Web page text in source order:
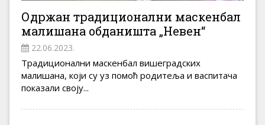
Одржан традиционални маскенбал
малишана обданишта „Невен“
22.06.2023.
Традиционални маскенбал вишеградских
малишана, који су уз помоћ родитеља и васпитача
показали своју...